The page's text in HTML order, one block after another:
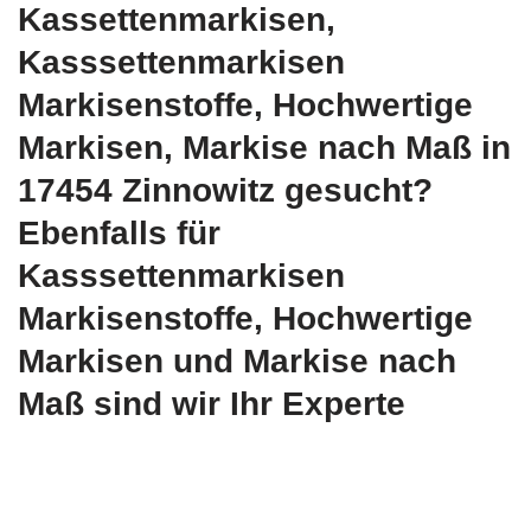
Kassettenmarkisen,
Kasssettenmarkisen
Markisenstoffe, Hochwertige
Markisen, Markise nach Maß in
17454 Zinnowitz gesucht?
Ebenfalls für
Kasssettenmarkisen
Markisenstoffe, Hochwertige
Markisen und Markise nach
Maß sind wir Ihr Experte